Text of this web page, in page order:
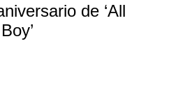
de ‘All